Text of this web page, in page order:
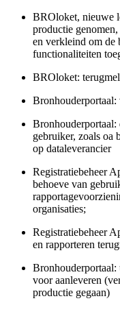
BROloket, nieuwe
productie
en verkleind om de
functionaliteiten
BROloket:
Bronhouderportaal:
Bronhouderportaal:
gebruiker, zoals oa
op dataleverancier
Registratiebeheer
behoeve van
organisaties;
Registratiebeheer
en rapporteren
Bronhouderportaal:
voor aanleveren
productie gegaan)